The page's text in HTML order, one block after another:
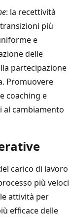
: la recettività
più
e
delle
partecipazione
Promuovere
coaching e
cambiamento
carico di lavoro
più veloci
attività per
efficace delle